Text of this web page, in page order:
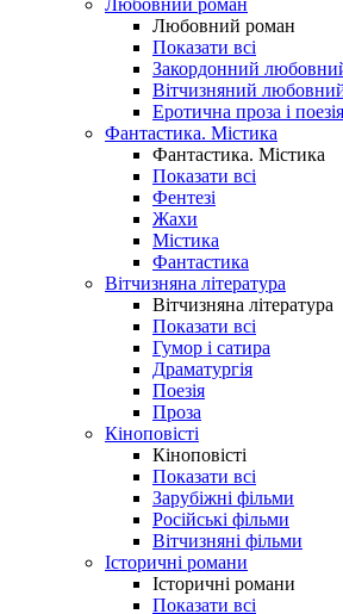
Любовний роман
Любовний роман
Показати всі
Закордонний
Вітчизняний
Еротична проза і поезія
Фантастика. Містика
Фантастика. Містика
Показати всі
Фентезі
Жахи
Містика
Фантастика
Вітчизняна література
Вітчизняна література
Показати всі
Гумор і сатира
Драматургія
Поезія
Проза
Кіноповісті
Кіноповісті
Показати всі
Зарубіжні фільми
Російські фільми
Вітчизняні фільми
Історичні романи
Історичні романи
Показати всі